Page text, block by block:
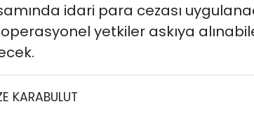
idari para cezası
yetkiler askıya
KARABULUT